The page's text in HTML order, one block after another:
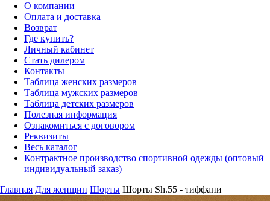
О компании
Оплата и доставка
Возврат
Где купить?
Личный кабинет
Стать дилером
Контакты
Таблица женских размеров
Таблица мужских размеров
Таблица детских размеров
Полезная информация
Ознакомиться с договором
Реквизиты
Весь каталог
Контрактное производство спортивной одежды (оптовый
индивидуальный заказ)
Главная Для женщин Шорты Шорты Sh.55 - тиффани